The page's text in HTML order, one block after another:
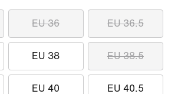
EU 36 EU 36.5
EU 38 EU 38.5
EU 40 EU 40.5